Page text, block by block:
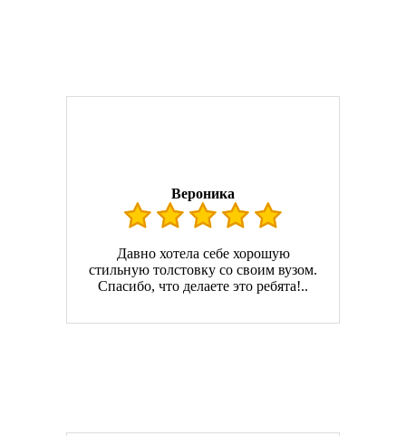
Вероника
Давно хотела себе хорошую
стильную толстовку со своим вузом.
Спасибо, что делаете это ребята!..